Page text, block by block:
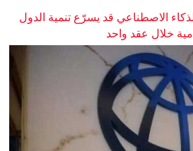
الاصطناعي قد يسرّع تنمية الدول
خلال عقد واحد